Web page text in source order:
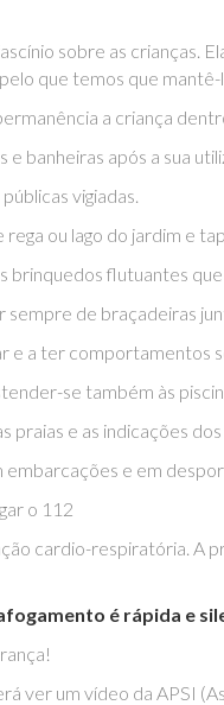
sobre as crianças.
que temos que
a criança
e banheiras após a sua
vigiadas.
rega ou lago do jardim e
brinquedos flutuantes
sempre de braçadeiras
e a ter comportamentos
se também às
praias e as indicações
embarcações e em
o 112
cardio-respiratória. A
é rápida e
ver um vídeo da APSI